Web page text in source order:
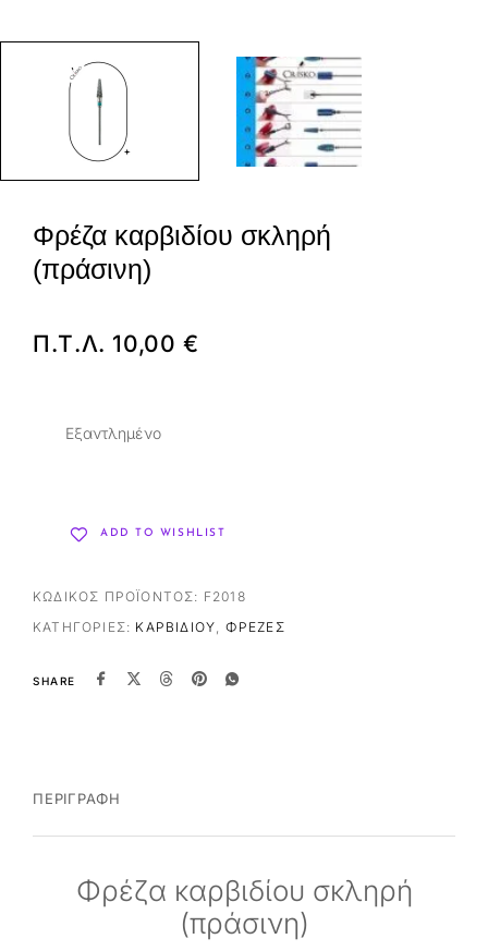
Φρέζα καρβιδίου σκληρή
(πράσινη)
Π.Τ.Λ. 10,00€
Εξαντλημένο
ADD TO WISHLIST
ΚΩΔΙΚΌΣ ΠΡΟΪΌΝΤΟΣ: F2018
ΚΑΤΗΓΟΡΊΕΣ: ΚΑΡΒΙΔΊΟΥ, ΦΡΈΖΕΣ
SHARE
ΠΕΡΙΓΡΑΦΉ
Φρέζα καρβιδίου σκληρή
(πράσινη)